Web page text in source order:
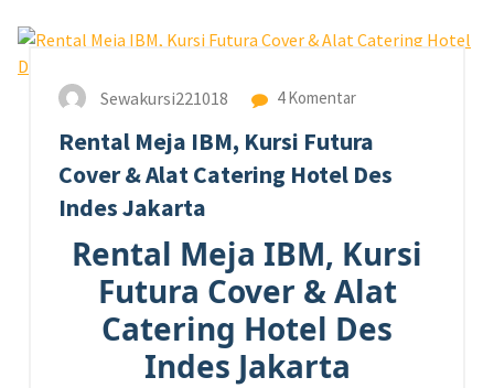
Sewakursi221018 4 Komentar
Rental Meja IBM, Kursi Futura
Cover & Alat Catering Hotel Des
Indes Jakarta
Rental Meja IBM, Kursi
Futura Cover & Alat
Catering Hotel Des
Indes Jakarta